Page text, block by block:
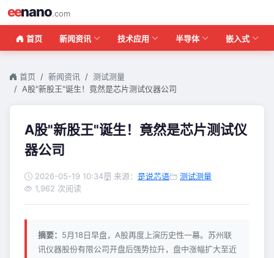
eenano.com
首页 新闻资讯 技术应用 半导体 嵌入式
首页 新闻资讯
测试测量
A股"新股王"诞生！竟然是芯片测试仪器公司
A股"新股王"诞生！竟然是芯片测试仪
器公司
2026-05-19 10:34 来源： 是说芯语
测试测量
1,962 次阅读
摘要： 5月18日早盘，A股再度上演历史性一幕。苏州联
讯仪器股份有限公司开盘后强势拉升，盘中涨幅扩大至近